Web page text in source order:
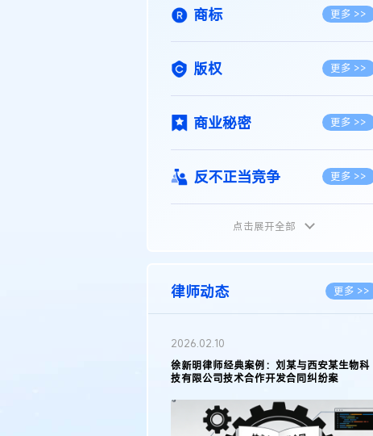
商标 更多 >>
版权 更多 >>
商业秘密 更多 >>
反不正当竞争 更多 >>
植物新品种
地理标志 更多 >>
集成电路布图设计
点击展开全部
律师动态 更多 >>
2026.02.10
徐新明律师经典案例：刘某与西安某生物科
技有限公司技术合作开发合同纠纷案